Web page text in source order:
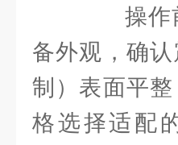
操作前
备外观，确
制）表面平
格选择适配